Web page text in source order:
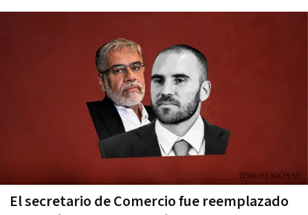
El secretario de Comercio fue reemplazado